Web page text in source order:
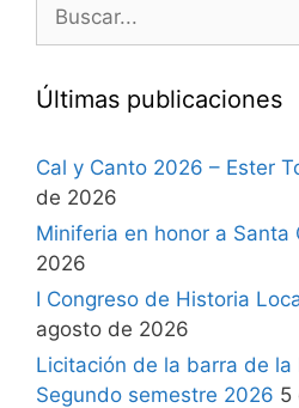
Últimas publicaciones
Cal y Canto 2026 – Ester
de 2026
Miniferia en honor a Santa
2026
I Congreso de Historia
agosto de 2026
Licitación de la barra de la
Segundo semestre 2026 5